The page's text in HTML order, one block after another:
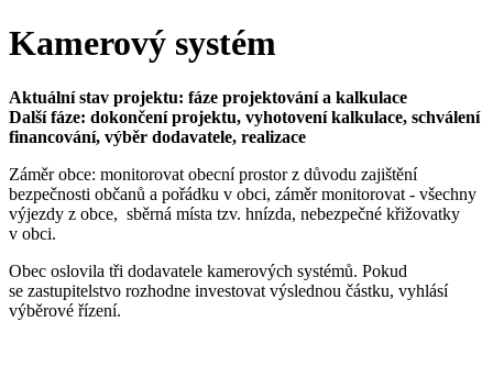
Kamerový systém
Aktuální stav projektu: fáze projektování a kalkulace
Další fáze: dokončení projektu, vyhotovení kalkulace, schválení
financování, výběr dodavatele, realizace
Záměr obce: monitorovat obecní prostor z důvodu zajištění
bezpečnosti občanů a pořádku v obci, záměr monitorovat - všechny
výjezdy z obce, sběrná místa tzv. hnízda, nebezpečné křižovatky
v obci.
Obec oslovila tři dodavatele kamerových systémů. Pokud
se zastupitelstvo rozhodne investovat výslednou částku, vyhlásí
výběrové řízení.